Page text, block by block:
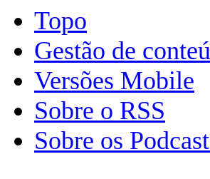
Topo
Gestão de
Versões Mobile
Sobre o RSS
Sobre os